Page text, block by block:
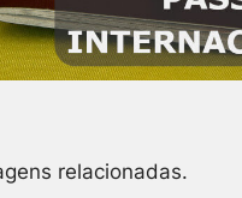
relacionadas.